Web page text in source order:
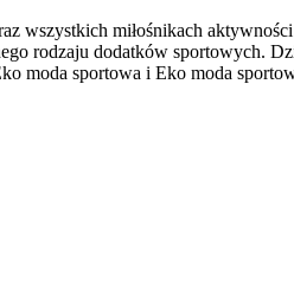
wszystkich miłośnikach
rodzaju dodatków sportowych.
moda sportowa i Eko moda